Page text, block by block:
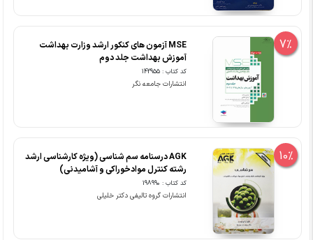
7%
MSE آزمون های کنکور ارشد وزارت بهداشت
آموزش بهداشت جلد دوم
کد کتاب : 142955
انتشارات جامعه نگر
10%
‏AGK درسنامه سم شناسی (ویژه کارشناسی ارشد
رشته کنترل موادخوراکی و آشامیدنی)
کد کتاب : 198990
انتشارات گروه تالیفی دکتر خلیلی